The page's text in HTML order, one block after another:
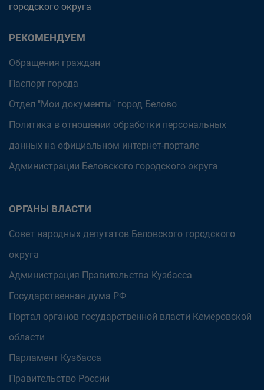
городского округа
РЕКОМЕНДУЕМ
Обращения граждан
Паспорт города
Отдел "Мои документы" город Белово
Политика в отношении обработки персональных
данных на официальном интернет-портале
Администрации Беловского городского округа
ОРГАНЫ ВЛАСТИ
Совет народных депутатов Беловского городского
округа
Администрация Правительства Кузбасса
Государственная дума РФ
Портал органов государственной власти Кемеровской
области
Парламент Кузбасса
Правительство России